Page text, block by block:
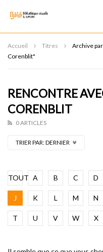
Accueil Titres
Archive
Corenblit"
RENCONTRE
CORENBLIT
0 ARTICLES
TRIER PAR:DERNIER
TOUT A B C D
J K L M N
T U V W X